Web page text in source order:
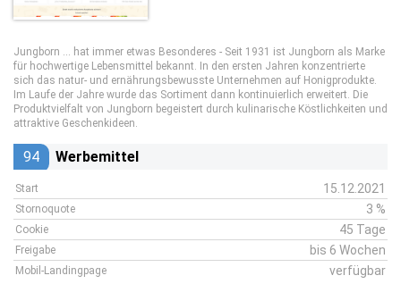
Jungborn ... hat immer etwas Besonderes - Seit 1931 ist Jungborn als Marke
für hochwertige Lebensmittel bekannt. In den ersten Jahren konzentrierte
sich das natur- und ernährungsbewusste Unternehmen auf Honigprodukte.
Im Laufe der Jahre wurde das Sortiment dann kontinuierlich erweitert. Die
Produktvielfalt von Jungborn begeistert durch kulinarische Köstlichkeiten und
attraktive Geschenkideen.
94 Werbemittel
Start 15.12.2021
Stornoquote 3 %
Cookie 45 Tage
Freigabe bis 6 Wochen
Mobil-Landingpage verfügbar